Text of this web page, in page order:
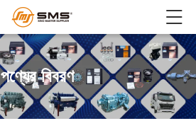
পণ্যের বিবরণ